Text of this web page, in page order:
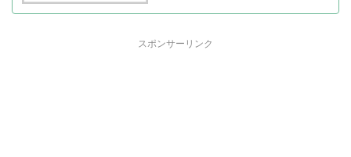
スポンサーリンク